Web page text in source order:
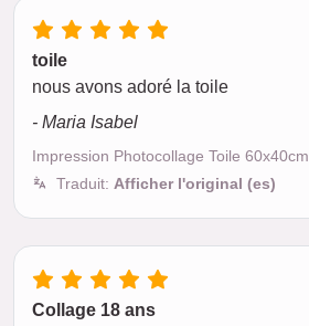
toile
nous avons adoré la toile
- Maria Isabel
Impression Photocollage Toile 60x40cm
Traduit: Afficher l'original (es)
Collage 18 ans